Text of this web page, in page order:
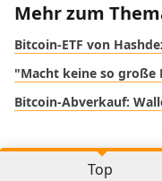
Mehr zum
Bitcoin-ETF von
"Macht keine so große
Bitcoin-Abverkauf:
Top